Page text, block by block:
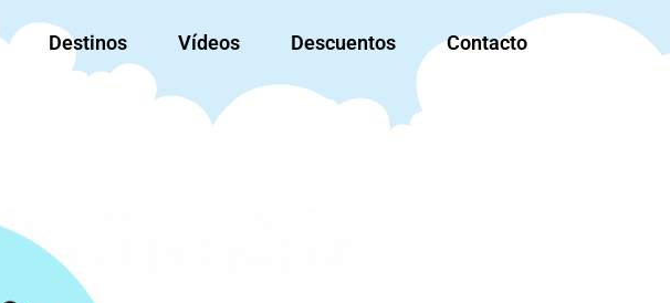
Destinos Vídeos Descuentos Contacto